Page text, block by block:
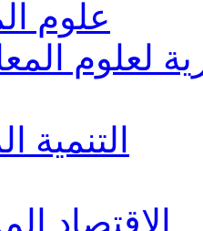
علوم
لعلوم
التنمية
الاقتصاد